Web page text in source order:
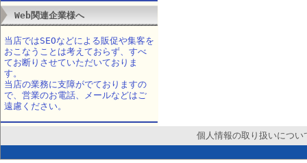
Web関連企業様へ
当店ではSEOなどによる販促や集客を
おこなうことは考えておらず、すべ
てお断りさせていただいておりま
す。
当店の業務に支障がでておりますの
で、営業のお電話、メールなどはご
遠慮ください。
個人情報の取り扱いについ